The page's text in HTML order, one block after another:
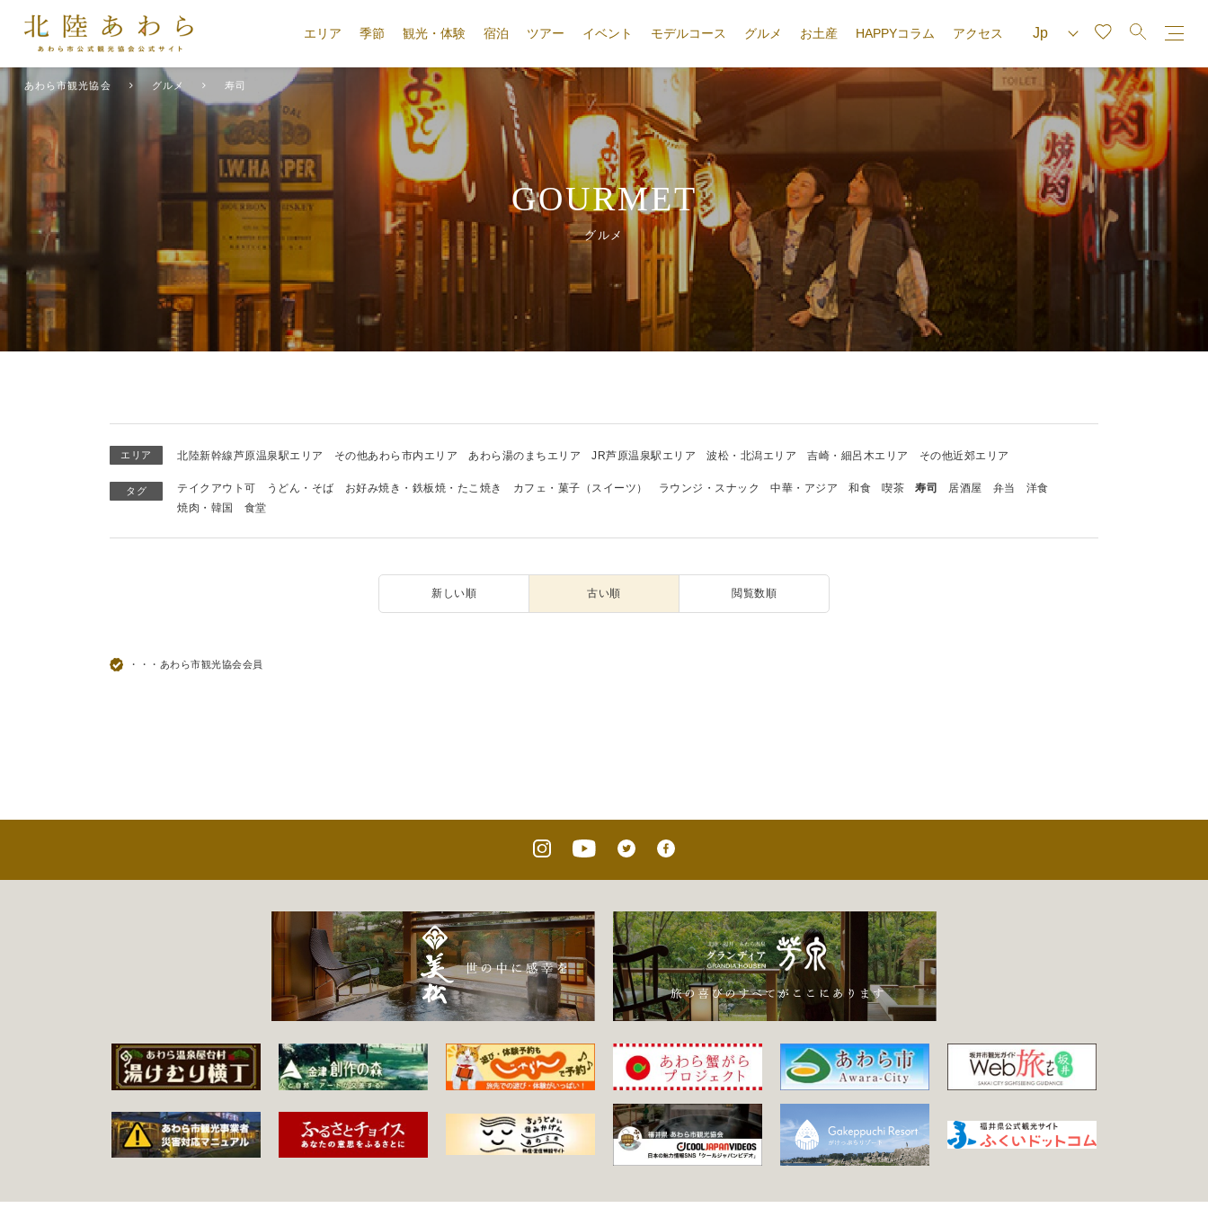
エリア 季節 観光・体験 宿泊 ツアー イベント モデルコース グルメ お土産 HAPPYコラム アクセス
あわら市観光協会 グルメ 寿司
GOURMET
グルメ
エリア 北陸新幹線芦原温泉駅エリア その他あわら市内エリア あわら湯のまちエリア JR芦原温泉駅エリア 波松・北潟エリア 吉崎・細呂木エリア その他近郊エリア
タグ テイクアウト可 うどん・そば お好み焼き・鉄板焼・たこ焼き カフェ・菓子（スイーツ） ラウンジ・スナック 中華・アジア 和食 喫茶 寿司 居酒屋 弁当
洋食
焼肉・韓国
食堂
新しい順 古い順 閲覧数順
・・・あわら市観光協会会員